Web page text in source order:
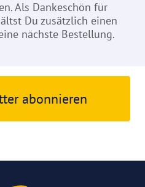
Als Dankeschön für
Du zusätzlich einen
nächste Bestellung.
abonnieren